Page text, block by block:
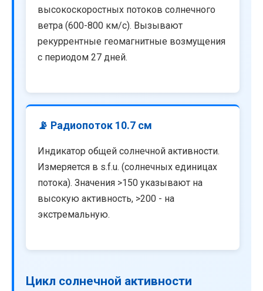
высокоскоростных потоков солнечного
ветра (600-800 км/с). Вызывают
рекуррентные геомагнитные возмущения
с периодом 27 дней.
📡 Радиопоток 10.7 см
Индикатор общей солнечной активности.
Измеряется в s.f.u. (солнечных единицах
потока). Значения >150 указывают на
высокую активность, >200 - на
экстремальную.
Цикл солнечной активности